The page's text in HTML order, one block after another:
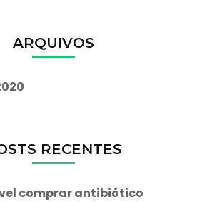
ARQUIVOS
RECENTES
comprar antibiótico